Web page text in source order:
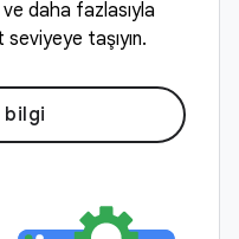
daha fazlasıyla
seviyeye taşıyın.
bilgi